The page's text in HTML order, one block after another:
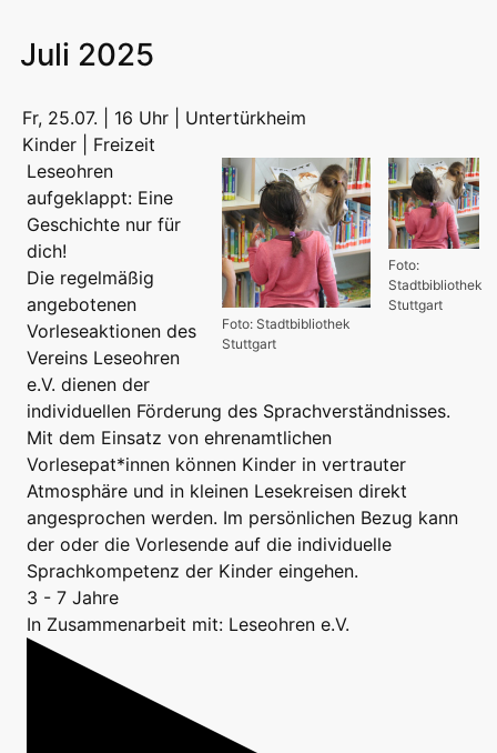
Juli 2025
Fr, 25.07. | 16 Uhr | Untertürkheim
Kinder | Freizeit
Foto:
Stadtbibliothek
Stuttgart
Foto: Stadtbibliothek
Stuttgart
Leseohren
aufgeklappt: Eine
Geschichte nur für
dich!
Die regelmäßig
angebotenen
Vorleseaktionen des
Vereins Leseohren
e.V. dienen der
individuellen Förderung des Sprachverständnisses.
Mit dem Einsatz von ehrenamtlichen
Vorlesepat*innen können Kinder in vertrauter
Atmosphäre und in kleinen Lesekreisen direkt
angesprochen werden. Im persönlichen Bezug kann
der oder die Vorlesende auf die individuelle
Sprachkompetenz der Kinder eingehen.
3 - 7 Jahre
In Zusammenarbeit mit: Leseohren e.V.